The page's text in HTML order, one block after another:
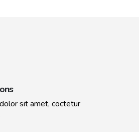
sit amet, coctetur